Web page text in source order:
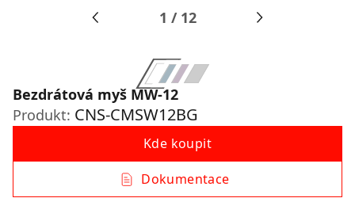
1 / 12
Bezdrátová myš MW-12
Produkt: CNS-CMSW12BG
Kde koupit
Dokumentace